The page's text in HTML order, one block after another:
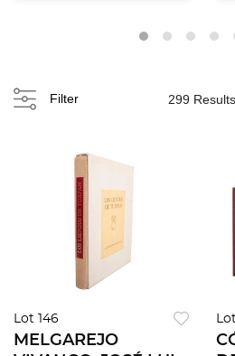
Filter 299 Results
Lot 146
MELGAREJO